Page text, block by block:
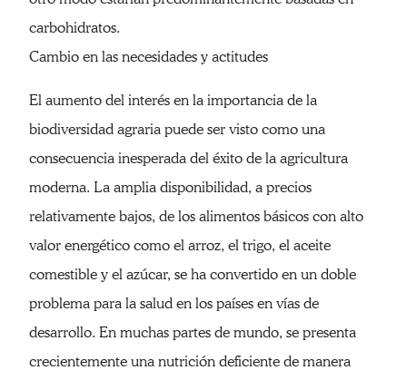
carbohidratos.
Cambio en las necesidades y actitudes
El aumento del interés en la importancia de la
biodiversidad agraria puede ser visto como una
consecuencia inesperada del éxito de la agricultura
moderna. La amplia disponibilidad, a precios
relativamente bajos, de los alimentos básicos con alto
valor energético como el arroz, el trigo, el aceite
comestible y el azúcar, se ha convertido en un doble
problema para la salud en los países en vías de
desarrollo. En muchas partes de mundo, se presenta
crecientemente una nutrición deficiente de manera